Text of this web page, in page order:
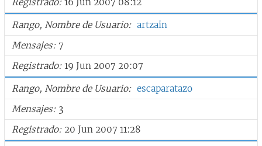
Rango, Nombre de Usuario
artzain
Mensajes 7
Registrado 19 Jun 2007 20:07
Rango, Nombre de Usuario
escaparatazo
Mensajes 3
Registrado 20 Jun 2007 11:28